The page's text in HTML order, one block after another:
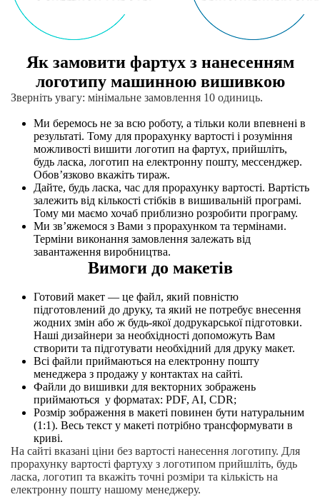
Як замовити фартух з нанесенням
логотипу машинною вишивкою
Зверніть увагу: мінімальне замовлення 10 одиниць.
Ми беремось не за всю роботу, а тільки коли впевнені в
результаті. Тому для прорахунку вартості і розуміння
можливості вишити логотип на фартух, прийшліть,
будь ласка, логотип на електронну пошту, мессенджер.
Обов’язково вкажіть тираж.
Дайте, будь ласка, час для прорахунку вартості. Вартість
залежить від кількості стібків в вишивальній програмі.
Тому ми маємо хочаб приблизно розробити програму.
Ми зв’яжемося з Вами з прорахунком та термінами.
Терміни виконання замовлення залежать від
завантаження виробництва.
Вимоги до макетів
Готовий макет — це файл, який повністю
підготовлений до друку, та який не потребує внесення
жодних змін або ж будь-якої додрукарської підготовки.
Наші дизайнери за необхідності допоможуть Вам
створити та підготувати необхідний для друку макет.
Всі файли приймаються на електронну пошту
менеджера з продажу у контактах на сайті.
Файли до вишивки для векторних зображень
приймаються у форматах: PDF, AI, CDR;
Розмір зображення в макеті повинен бути натуральним
(1:1). Весь текст у макеті потрібно трансформувати в
криві.
На сайті вказані ціни без вартості нанесення логотипу. Для
прорахунку вартості фартуху з логотипом прийшліть, будь
ласка, логотип та вкажіть точні розміри та кількість на
електронну пошту нашому менеджеру.